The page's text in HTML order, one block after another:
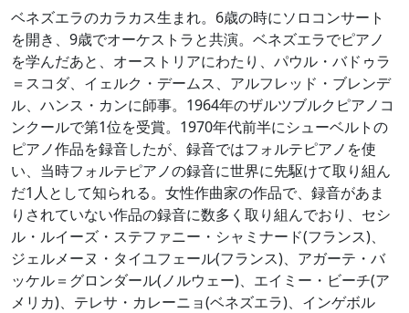
ベネズエラのカラカス生まれ。6歳の時にソロコンサート
を開き、9歳でオーケストラと共演。ベネズエラでピアノ
を学んだあと、オーストリアにわたり、パウル・バドゥラ
＝スコダ、イェルク・デームス、アルフレッド・ブレンデ
ル、ハンス・カンに師事。1964年のザルツブルクピアノコ
ンクールで第1位を受賞。1970年代前半にシューベルトの
ピアノ作品を録音したが、録音ではフォルテピアノを使
い、当時フォルテピアノの録音に世界に先駆けて取り組ん
だ1人として知られる。女性作曲家の作品で、録音があま
りされていない作品の録音に数多く取り組んでおり、セシ
ル・ルイーズ・ステファニー・シャミナード(フランス)、
ジェルメーヌ・タイユフェール(フランス)、アガーテ・バ
ッケル＝グロンダール(ノルウェー)、エイミー・ビーチ(ア
メリカ)、テレサ・カレーニョ(ベネズエラ)、インゲボル